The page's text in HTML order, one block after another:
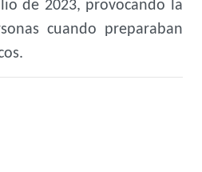
de 2023, provocando la
cuando preparaban